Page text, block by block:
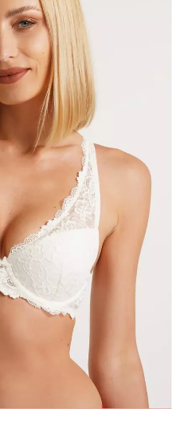
Безшовні бразиліана з
легкою корекцією
BRASILIAN SHAPEWEAR
black (чорний) Giulia
258 грн.
369 грн.